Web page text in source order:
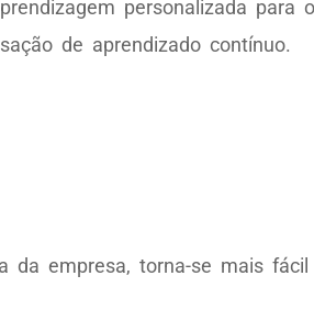
personalizada para
de aprendizado contínuo.
empresa, torna-se mais